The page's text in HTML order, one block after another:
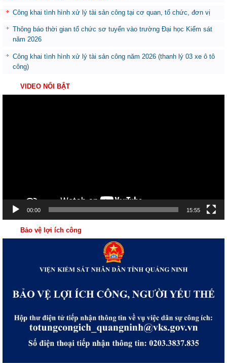
Công khai tình hình xử lý tài sản công tại cơ quan, tổ chức, đơn vị
Thông báo thời gian tổ chức sơ tuyển vào trường Đại học Kiểm sát
năm 2026
Công khai tình hình xử lý tài sản công năm 2026 (thanh lý 03 xe ô tô
công)
VIDEO NỔI BẬT
00:00 15:55
Bảo vệ lợi ích công